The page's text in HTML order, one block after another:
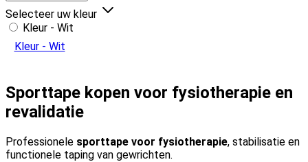
Selecteer uw kleur
Kleur - Wit
Kleur - Wit
Sporttape kopen voor fysiotherapie en
revalidatie
Professionele sporttape voor fysiotherapie, stabilisatie en
functionele taping van gewrichten.